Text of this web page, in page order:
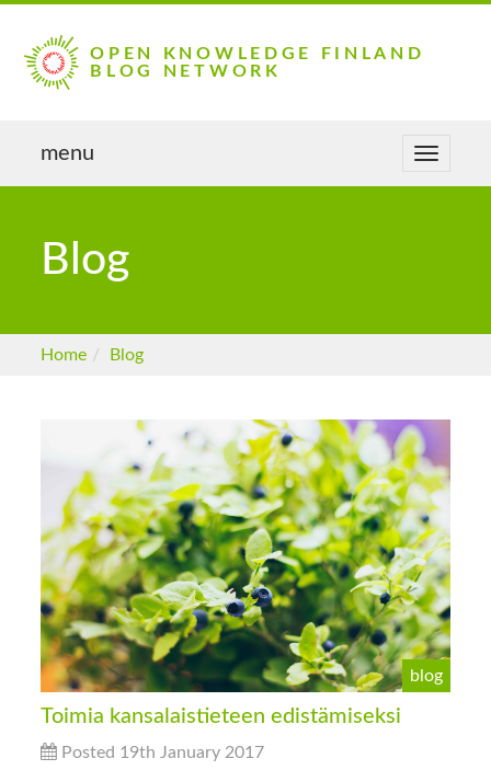
OPEN KNOWLEDGE FINLAND
BLOG NETWORK
Toggle
menu
Blog
Home Blog
blog
Toimia kansalaistieteen edistämiseksi
Posted 19th January 2017